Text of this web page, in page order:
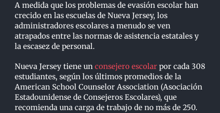
A medida que los problemas de evasión escolar han
crecido en las escuelas de Nueva Jersey, los
administradores escolares a menudo se ven
atrapados entre las normas de asistencia estatales y
la escasez de personal.
Nueva Jersey tiene un consejero escolar por cada 308
estudiantes, según los últimos promedios de la
American School Counselor Association (Asociación
Estadounidense de Consejeros Escolares), que
recomienda una carga de trabajo de no más de 250.